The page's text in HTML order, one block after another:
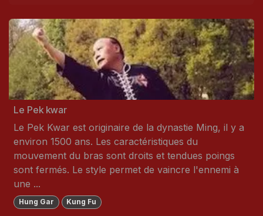
Le Pek kwar
Le Pek Kwar est originaire de la dynastie Ming, il y a
environ 1500 ans. Les caractéristiques du
mouvement du bras sont droits et tendues poings
sont fermés. Le style permet de vaincre l'ennemi à
une ...
Hung Gar Kung Fu